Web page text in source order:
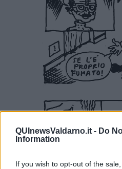
QUInewsValdarno.it - Do
Information
If you wish to opt-out of the